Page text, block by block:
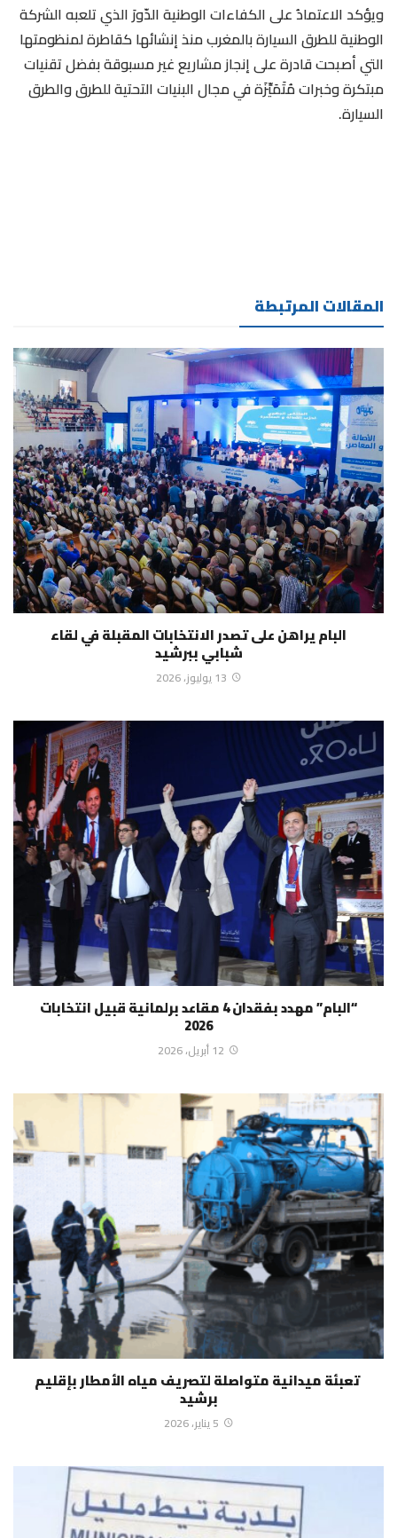
ويؤكد الاعتمادُ على الكفاءات الوطنية الدّورَ الذي تلعبه الشركة
الوطنية للطرق السيارة بالمغرب منذ إنشائها كقاطرة لمنظومتها
التي أصبحت قادرة على إنجاز مشاريع غير مسبوقة بفضل تقنيات
مبتكرة وخبرات مُتَمَيِّزَة في مجال البنيات التحتية للطرق والطرق
السيارة.
المقالات المرتبطة
البام يراهن على تصدر الانتخابات المقبلة في لقاء
شبابي ببرشيد
13 يوليوز، 2026
“البام” مهدد بفقدان 4 مقاعد برلمانية قبيل انتخابات
2026
12 أبريل، 2026
تعبئة ميدانية متواصلة لتصريف مياه الأمطار بإقليم
برشيد
5 يناير، 2026